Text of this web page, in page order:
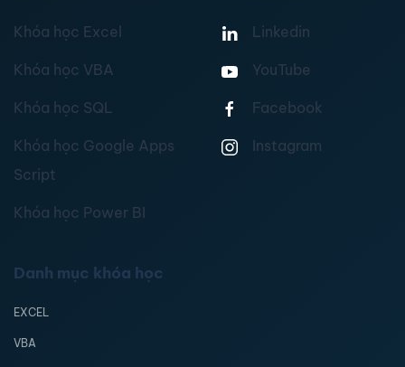
Khóa học Excel
Khóa học VBA
Khóa học SQL
Khóa học Google Apps
Script
Khóa học Power BI
Linkedin
YouTube
Facebook
Instagram
Danh mục khóa học
EXCEL
VBA